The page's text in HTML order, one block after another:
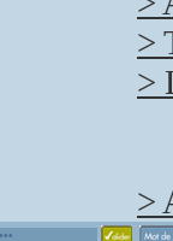
>
>
>